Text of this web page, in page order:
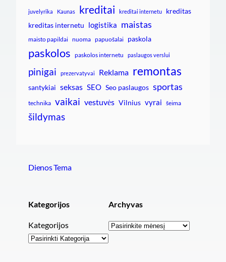
juvelyrika Kaunas kreditai kreditai internetu
kreditas
kreditas internetu logistika maistas
maisto papildai nuoma papuošalai paskola
paskolos paskolos internetu paslaugos verslui
pinigai prezervatyvai Reklama remontas
santykiai seksas SEO Seo paslaugos sportas
technika vaikai vestuvės Vilnius vyrai šeima
šildymas
Dienos Tema
Kategorijos
Kategorijos
Archyvas
Archyvai